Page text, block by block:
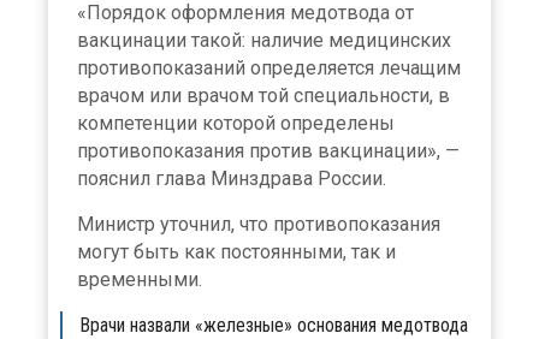
«Порядок оформления медотвода от
вакцинации такой: наличие медицинских
противопоказаний определяется лечащим
врачом или врачом той специальности, в
компетенции которой определены
противопоказания против вакцинации», —
пояснил глава Минздрава России.
Министр уточнил, что противопоказания
могут быть как постоянными, так и
временными.
Врачи назвали «железные» основания медотвода